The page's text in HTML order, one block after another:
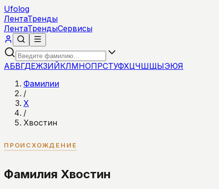
Ufolog
ЛентаТренды
ЛентаТрендыСервисы
АБВГДЕЖЗИЙКЛМНОПРСТУФХЦЧШЩЫЭЮЯ
Фамилии
/
Х
/
Хвостин
ПРОИСХОЖДЕНИЕ
Фамилия Хвостин